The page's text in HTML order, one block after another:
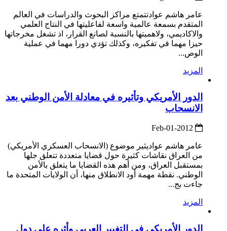
عامر هاشم عوادتتمتع مراكز البحوث والدراسات في العالم
المتقدم بسمعة عالمية واسعة لفاعليتها في النتاج العلمي
والاكاديمي، ولاهميتها بالنسبة لصانع القرار، اذ تشغل مخرجاتها
حيزا مهما في تفكيره، وكذلك تؤدي دورا مهما في عملية
الوص...
المزيد
الدور الأمريكي وتأثيره في معادلة الأمن الوطني بعد
الانسحاب
عامر هاشم عواديثير موضوع (الانسحاب العسكري الأمريكي)
من العراق نقاشات كثيرة حول قضايا متعددة تتعلق جلها
بمستقبل العراق، ومن أهم هذه القضايا ما يتعلق بالأمن
الوطني. نقطة مهمة أود الانطلاق منها، أن الولايات المتحدة ما
جاءت بج...
المزيد
الدور الأمريكي في التغيير العربي وأثره على دول